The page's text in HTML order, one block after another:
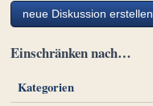
neue Diskussion erstellen
Einschränken nach…
Kategorien